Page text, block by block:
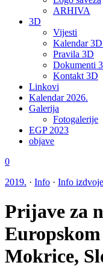
ARHIVA
3D
Vijesti
Kalendar
Pravila 3D
Dokumenti
Kontakt 3D
Linkovi
Kalendar 2026.
Galerija
Fotogalerije
EGP 2023
objave
0
2019. · Info · Info
Prijave za
Mokrice,